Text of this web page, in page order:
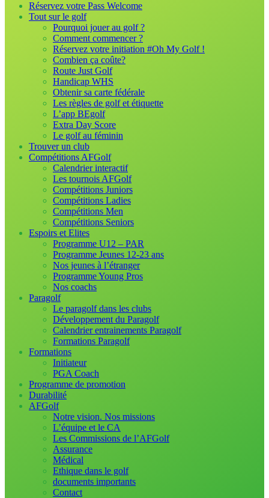
Réservez votre Pass Welcome
Tout sur le golf
Pourquoi jouer au golf ?
Comment commencer ?
Réservez votre initiation #Oh My Golf !
Combien ça coûte?
Route Just Golf
Handicap WHS
Obtenir sa carte fédérale
Les règles de golf et étiquette
L’app BEgolf
Extra Day Score
Le golf au féminin
Trouver un club
Compétitions AFGolf
Calendrier interactif
Les tournois AFGolf
Compétitions Juniors
Compétitions Ladies
Compétitions Men
Compétitions Seniors
Espoirs et Elites
Programme U12 – PAR
Programme Jeunes 12-23 ans
Nos jeunes à l’étranger
Programme Young Pros
Nos coachs
Paragolf
Le paragolf dans les clubs
Développement du Paragolf
Calendrier entrainements Paragolf
Formations Paragolf
Formations
Initiateur
PGA Coach
Programme de promotion
Durabilité
AFGolf
Notre vision. Nos missions
L’équipe et le CA
Les Commissions de l’AFGolf
Assurance
Médical
Ethique dans le golf
documents importants
Contact